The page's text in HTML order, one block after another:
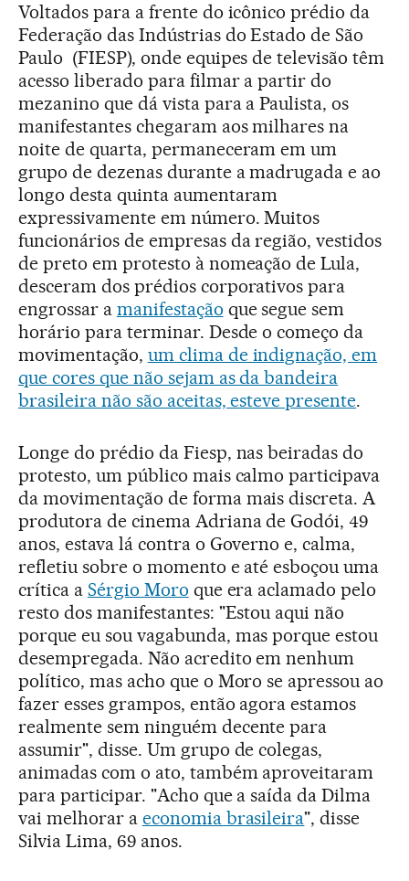
Voltados para a frente do icônico prédio da
Federação das Indústrias do Estado de São
Paulo (FIESP), onde equipes de televisão têm
acesso liberado para filmar a partir do
mezanino que dá vista para a Paulista, os
manifestantes chegaram aos milhares na
noite de quarta, permaneceram em um
grupo de dezenas durante a madrugada e ao
longo desta quinta aumentaram
expressivamente em número. Muitos
funcionários de empresas da região, vestidos
de preto em protesto à nomeação de Lula,
desceram dos prédios corporativos para
engrossar a manifestação que segue sem
horário para terminar. Desde o começo da
movimentação, um clima de indignação, em
que cores que não sejam as da bandeira
brasileira não são aceitas, esteve presente.
Longe do prédio da Fiesp, nas beiradas do
protesto, um público mais calmo participava
da movimentação de forma mais discreta. A
produtora de cinema Adriana de Godói, 49
anos, estava lá contra o Governo e, calma,
refletiu sobre o momento e até esboçou uma
crítica a Sérgio Moro que era aclamado pelo
resto dos manifestantes: "Estou aqui não
porque eu sou vagabunda, mas porque estou
desempregada. Não acredito em nenhum
político, mas acho que o Moro se apressou ao
fazer esses grampos, então agora estamos
realmente sem ninguém decente para
assumir", disse. Um grupo de colegas,
animadas com o ato, também aproveitaram
para participar. "Acho que a saída da Dilma
vai melhorar a economia brasileira", disse
Silvia Lima, 69 anos.